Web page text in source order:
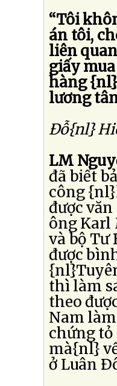
“Tôi
án tôi,
liên
giấy
hàng
lương
Ðỗ{nl}
LM
đã biết
công
được
ông Karl
và bộ Tư
được
thì làm
theo
Nam
chứng
mà{nl}
ở Luân